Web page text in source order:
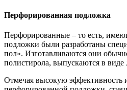
Перфорированная подложка
Перфорированные – то есть,
подложки были разработаны
пол». Изготавливаются они
полистирола, выпускаются в виде
Отмечая высокую эффективность